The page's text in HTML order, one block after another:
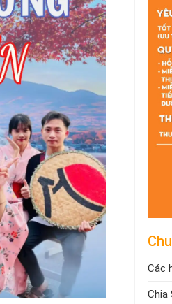
Các
Chia